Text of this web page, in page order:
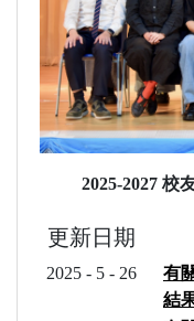
2025-2027 校
更新日期
2025 - 5 - 26
有
結